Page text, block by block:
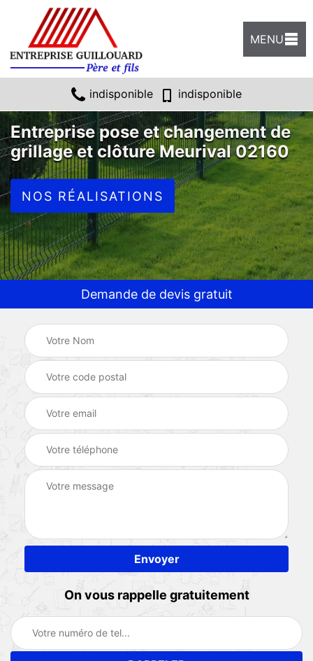
MENU
indisponible indisponible
Entreprise pose et changement de
grillage et clôture Meurival 02160
NOS RÉALISATIONS
Demande de devis gratuit
On vous rappelle gratuitement